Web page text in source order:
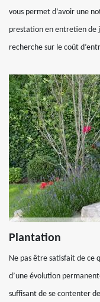
vous permet d’avoir une
prestation en entretien de
recherche sur le coût
Plantation
Ne pas être satisfait de ce
d’une évolution
suffisant de se contenter